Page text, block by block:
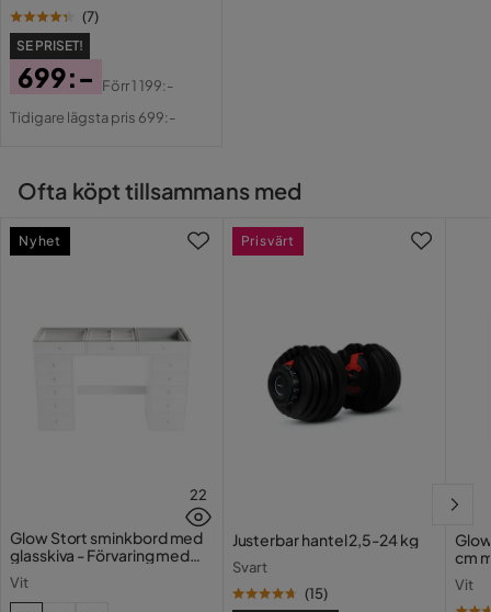
(7)
SE PRISET!
Pris
699:-
Original
Förr1 199:-
Tidigare lägsta pris 699:-
Ofta köpt tillsammans med
22
Glow Stort sminkbord med
glasskiva - Förvaring med
Vit
Nyhet
Justerbar hantel 2,5-24 kg
Svart
(15)
Prisvärt
cm
Vit